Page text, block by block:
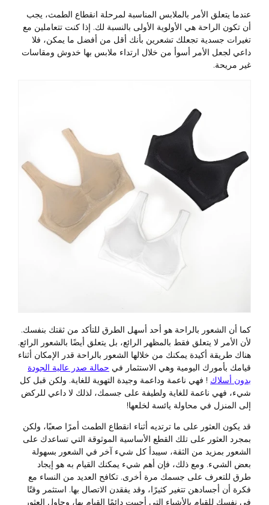
عندما يتعلق الأمر بالملابس المناسبة لمرحلة انقطاع الطمث، يجب
أن تكون الراحة هي الأولوية الأولى بالنسبة لك. إذا كنت تتعاملين مع
تغيرات جسدية تجعلك تشعرين بأنك أقل من أفضل ما يمكن، فلا
داعي لجعل الأمر أسوأ من خلال ارتداء ملابس بها خدوش ومقاسات
غير مريحة.
كما أن الشعور بالراحة هو أحد أسهل الطرق للتأكد من ثقتك بنفسك.
لأن الأمر لا يتعلق فقط بالمظهر الرائع، بل يتعلق أيضًا بالشعور الرائع.
هناك طريقة أكيدة يمكنك من خلالها الشعور بالراحة قدر الإمكان أثناء
قيامك بأمورك اليومية وهي الاستثمار فيحمالة صدر عالية الجودة
بدون أسلاك! فهي ناعمة وداعمة وجيدة التهوية للغاية. ولكن قبل كل
شيء، فهي ناعمة للغاية ولطيفة على جسمك، لذلك لا داعي للركض
إلى المنزل في محاولة يائسة لخلعها!
قد يكون العثور على ما ترتديه أثناء انقطاع الطمث أمرًا صعبًا، ولكن
بمجرد العثور على تلك القطع الأساسية الموثوقة التي تساعدك على
الشعور بمزيد من الثقة، سيبدأ كل شيء آخر في الشعور بسهولة
بعض الشيء. ومع ذلك، فإن أهم شيء يمكنك القيام به هو إيجاد
طرق للتعرف على جسمك مرة أخرى. تكافح العديد من النساء مع
فكرة أن أجسادهن تتغير كثيرًا، وقد يفقدن الاتصال بها. استثمر وقتًا
في نفسك للقيام بالأشياء التي أحببت دائمًا القيام بها، وحاول العثور